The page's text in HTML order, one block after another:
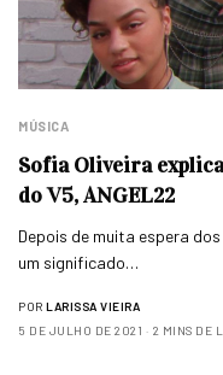
MÚSICA
Sofia Oliveira
do V5, ANGEL22
Depois de muita espera
um significado…
POR LARISSA VIEIRA
5 DE JULHO DE 2021
2 MINS DE